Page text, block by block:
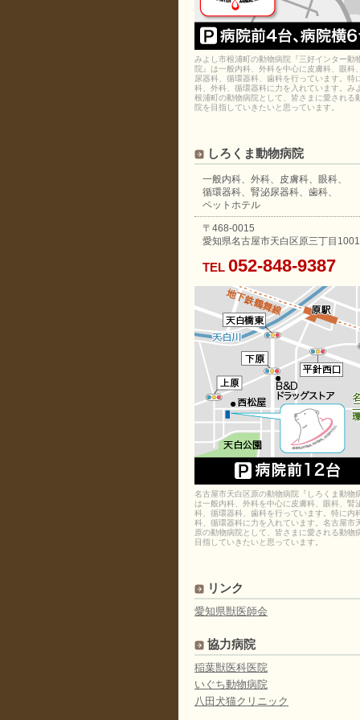
みよし市根浦町の動物病院『三好インター動
院』は一般内科、外科を中心に皮膚科、眼科
尿器科、循環器科、歯科を行っています。特
科、外科、循環器科に力を入れています。み
根浦町の動物病院として、皆さまに愛される
院を目指していきたいと思っています。
しろくま動物病院
一般内科、外科、皮膚科、眼科、
循環器科、腎泌尿器科、歯科、
ペットホテル
〒468-0015
愛知県名古屋市天白区原三丁目1001
TEL 052-848-9387
名古屋市天白区原の動物病院『しろくま動物
は一般内科、外科を中心に皮膚科、眼科、腎
科、循環器科、歯科を行っています。特に内
科、循環器科に力を入れています。名古屋市
原の動物病院として、皆さまに愛される動物
目指していきたいと思っています。
リンク
愛知県獣医師会
協力病院
稲葉獣医科医院
いぐち動物病院
八田犬猫クリニック